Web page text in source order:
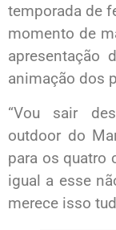
temporada de
momento de
apresentação
animação dos
“Vou sair
outdoor do
para os quatro
igual a esse
merece isso